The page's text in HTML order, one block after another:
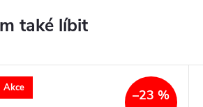
Akce –23 %